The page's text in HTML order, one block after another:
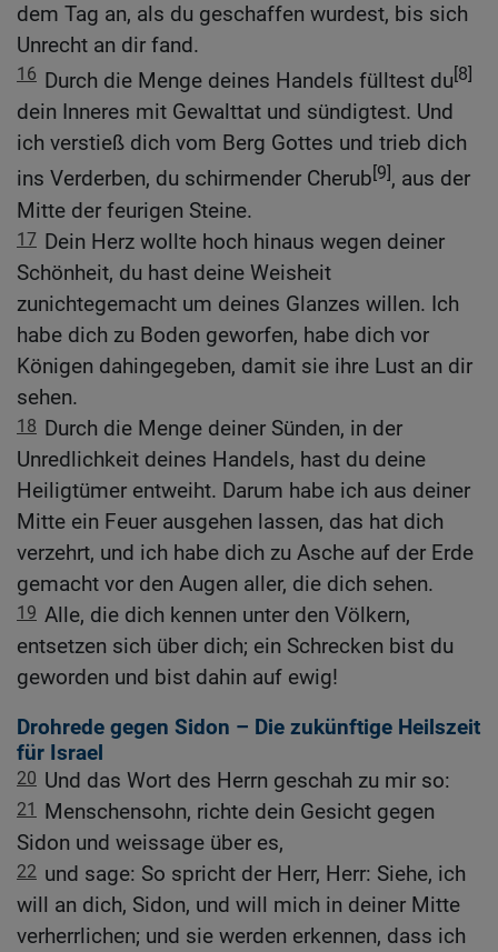
dem Tag an, als du geschaffen wurdest, bis sich
Unrecht an dir fand.
16 Durch die Menge deines Handels fülltest du[8]
dein Inneres mit Gewalttat und sündigtest. Und
ich verstieß dich vom Berg Gottes und trieb dich
ins Verderben, du schirmender Cherub[9], aus der
Mitte der feurigen Steine.
17 Dein Herz wollte hoch hinaus wegen deiner
Schönheit, du hast deine Weisheit
zunichtegemacht um deines Glanzes willen. Ich
habe dich zu Boden geworfen, habe dich vor
Königen dahingegeben, damit sie ihre Lust an dir
sehen.
18 Durch die Menge deiner Sünden, in der
Unredlichkeit deines Handels, hast du deine
Heiligtümer entweiht. Darum habe ich aus deiner
Mitte ein Feuer ausgehen lassen, das hat dich
verzehrt, und ich habe dich zu Asche auf der Erde
gemacht vor den Augen aller, die dich sehen.
19 Alle, die dich kennen unter den Völkern,
entsetzen sich über dich; ein Schrecken bist du
geworden und bist dahin auf ewig!
Drohrede gegen Sidon – Die zukünftige Heilszeit
für Israel
20 Und das Wort des Herrn geschah zu mir so:
21 Menschensohn, richte dein Gesicht gegen
Sidon und weissage über es,
22 und sage: So spricht der Herr, Herr: Siehe, ich
will an dich, Sidon, und will mich in deiner Mitte
verherrlichen; und sie werden erkennen, dass ich